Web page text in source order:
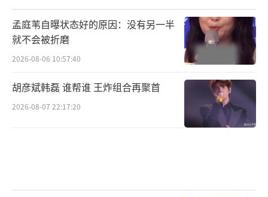
孟庭苇自曝状态好的原因：没有另一半
就不会被折磨
2026-08-06 10:57:40
胡彦斌韩磊 谁帮谁 王炸组合再聚首
2026-08-07 22:17:20